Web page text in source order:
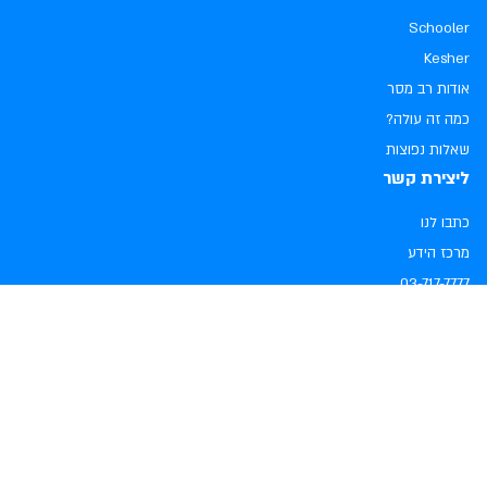
Schooler
Kesher
אודות רב מסר
כמה זה עולה?
שאלות נפוצות
ליצירת קשר
כתבו לנו
מרכז הידע
03-717-7777